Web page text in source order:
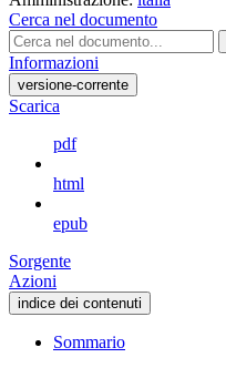
Cerca nel documento
Informazioni
versione-corrente
Scarica
pdf
html
epub
Sorgente
Azioni
indice dei contenuti
Sommario